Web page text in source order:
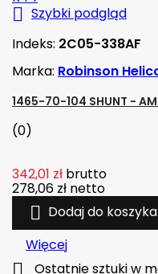
 Szybki podgląd
Indeks: 2C05-338AF
Marka: Robinson
1465-70-104 SHUNT -
(0)
342,01 zł brutto
278,06 zł netto
 Dodaj do koszyka
Więcej
Ostatnie sztuki w